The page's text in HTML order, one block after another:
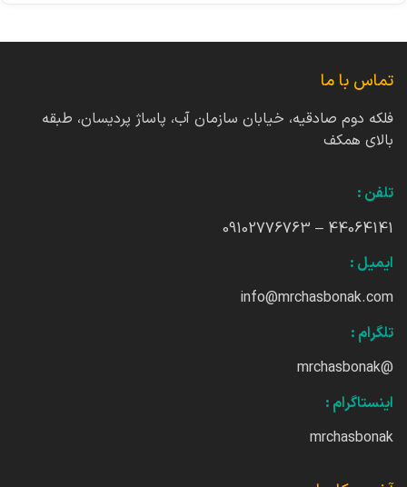
تماس با ما
فلکه دوم صادقیه، خیابان سازمان آب، پاساژ پردیسان، طبقه
بالای همکف
تلفن :
44064141 – 09102776763
ایمیل :
info@mrchasbonak.com
تلگرام :
@mrchasbonak
اینستاگرام :
mrchasbonak